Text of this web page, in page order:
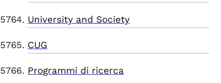
University and Society
CUG
Programmi di ricerca